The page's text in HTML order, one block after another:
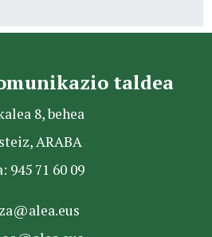
taldea
8, behea
ARABA
945 71 60 09